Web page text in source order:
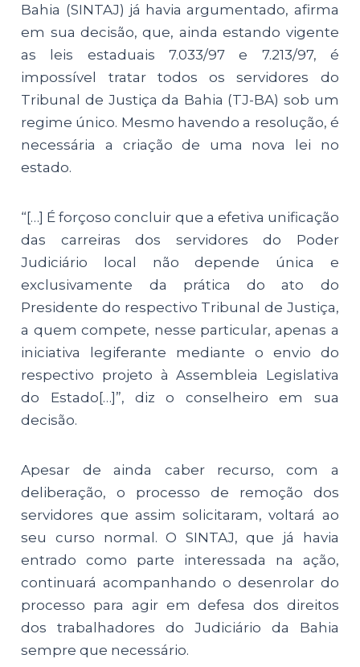
Bahia (SINTAJ) já havia argumentado, afirma
em sua decisão, que, ainda estando vigente
as leis estaduais 7.033/97 e 7.213/97, é
impossível tratar todos os servidores do
Tribunal de Justiça da Bahia (TJ-BA) sob um
regime único. Mesmo havendo a resolução, é
necessária a criação de uma nova lei no
estado.
“[…] É forçoso concluir que a efetiva unificação
das carreiras dos servidores do Poder
Judiciário local não depende única e
exclusivamente da prática do ato do
Presidente do respectivo Tribunal de Justiça,
a quem compete, nesse particular, apenas a
iniciativa legiferante mediante o envio do
respectivo projeto à Assembleia Legislativa
do Estado[…]”, diz o conselheiro em sua
decisão.
Apesar de ainda caber recurso, com a
deliberação, o processo de remoção dos
servidores que assim solicitaram, voltará ao
seu curso normal. O SINTAJ, que já havia
entrado como parte interessada na ação,
continuará acompanhando o desenrolar do
processo para agir em defesa dos direitos
dos trabalhadores do Judiciário da Bahia
sempre que necessário.